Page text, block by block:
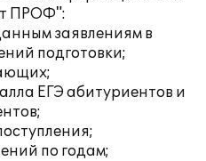
ПРОФ":
заявлениям в
подготовки;
ЕГЭ абитуриентов и
по годам;